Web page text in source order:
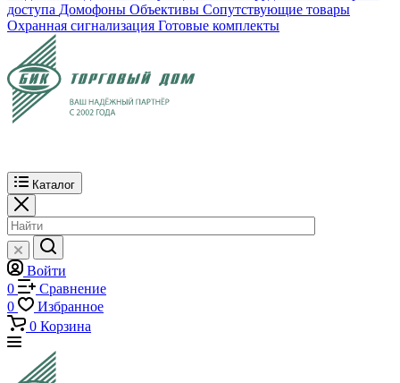
доступа Домофоны Объективы Сопутствующие товары
Охранная сигнализация Готовые комплекты
Каталог
Войти
0
Сравнение
0
Избранное
0 Корзина